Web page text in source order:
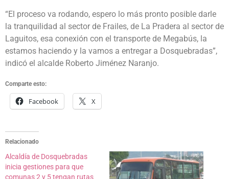
“El proceso va rodando, espero lo más pronto posible darle
la tranquilidad al sector de Frailes, de La Pradera al sector de
Laguitos, esa conexión con el transporte de Megabús, la
estamos haciendo y la vamos a entregar a Dosquebradas”,
indicó el alcalde Roberto Jiménez Naranjo.
Comparte esto:
Facebook X
Relacionado
Alcaldía de Dosquebradas
inicia gestiones para que
comunas 2 y 5 tengan rutas